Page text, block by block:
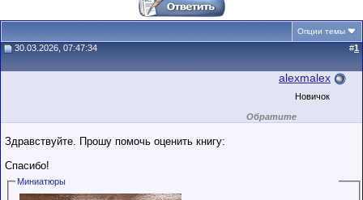
Опции темы
30.03.2026, 07:47:34 #1
alexmalex
Новичок
Обратите
внимание на
Здравствуйте. Прошу помочь оценить книгу:
Спасибо!
Миниатюры